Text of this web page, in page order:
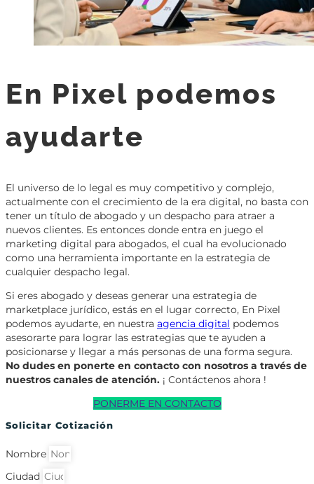
En Pixel podemos
ayudarte
El universo de lo legal es muy competitivo y complejo,
actualmente con el crecimiento de la era digital, no basta con
tener un título de abogado y un despacho para atraer a
nuevos clientes. Es entonces donde entra en juego el
marketing digital para abogados, el cual ha evolucionado
como una herramienta importante en la estrategia de
cualquier despacho legal.
Si eres abogado y deseas generar una estrategia de
marketplace jurídico, estás en el lugar correcto, En Pixel
podemos ayudarte, en nuestra agencia digital podemos
asesorarte para lograr las estrategias que te ayuden a
posicionarse y llegar a más personas de una forma segura.
No dudes en ponerte en contacto con nosotros a través de
nuestros canales de atención. ¡ Contáctenos ahora !
PONERME EN CONTACTO
Solicitar Cotización
Nombre
Ciudad